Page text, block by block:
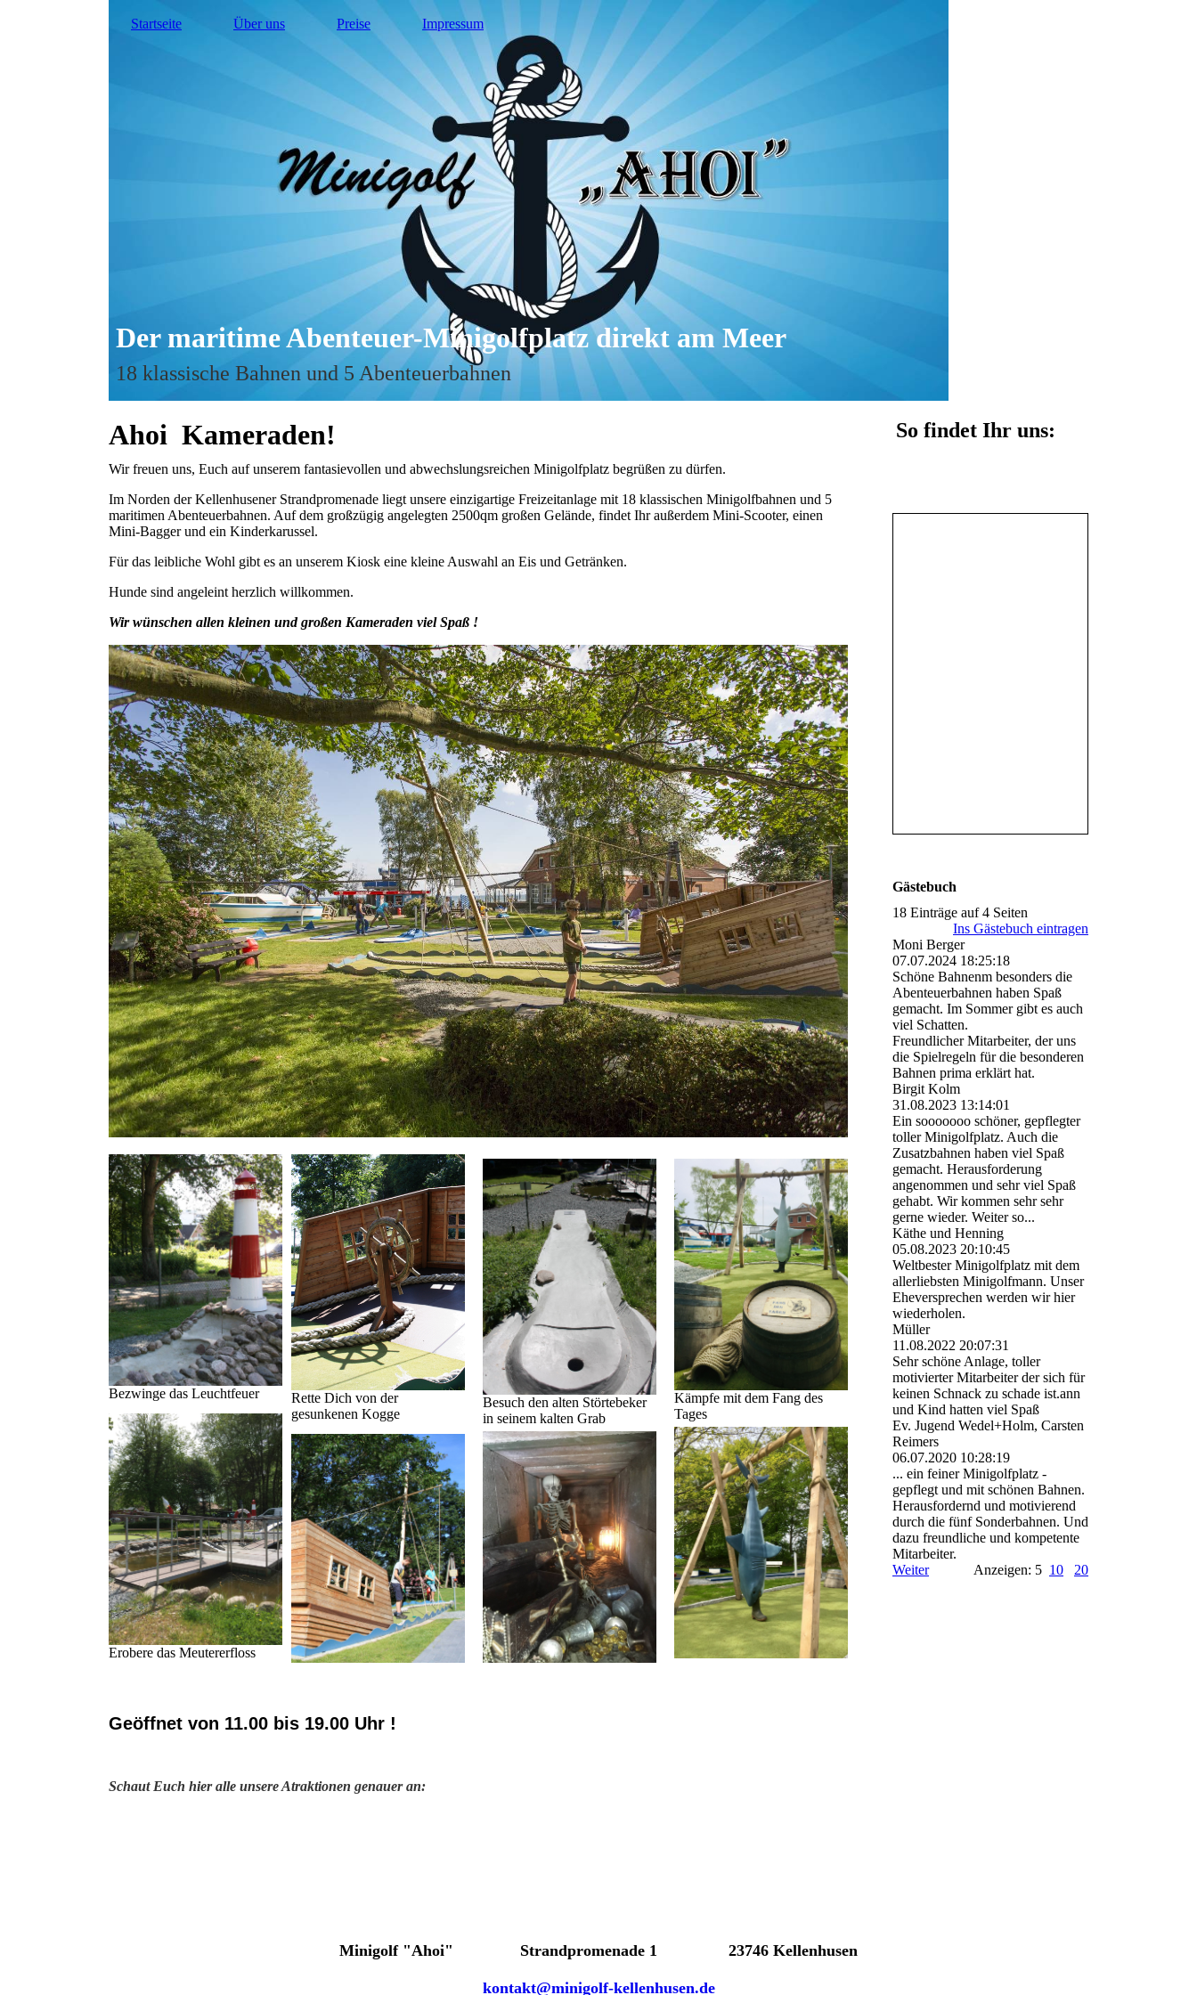
Startseite Über uns Preise Impressum
Der maritime Abenteuer-Minigolfplatz direkt am Meer
18 klassische Bahnen und 5 Abenteuerbahnen
Ahoi Kameraden!
Wir freuen uns, Euch auf unserem fantasievollen und abwechslungsreichen Minigolfplatz begrüßen zu dürfen.
Im Norden der Kellenhusener Strandpromenade liegt unsere einzigartige Freizeitanlage mit 18 klassischen Minigolfbahnen und 5
maritimen Abenteuerbahnen. Auf dem großzügig angelegten 2500qm großen Gelände, findet Ihr außerdem Mini-Scooter, einen
Mini-Bagger und ein Kinderkarussel.
Für das leibliche Wohl gibt es an unserem Kiosk eine kleine Auswahl an Eis und Getränken.
Hunde sind angeleint herzlich willkommen.
Wir wünschen allen kleinen und großen Kameraden viel Spaß !
Bezwinge das Leuchtfeuer
Erobere das Meutererfloss
Rette Dich von der
gesunkenen Kogge
Besuch den alten Störtebeker
in seinem kalten Grab
Kämpfe mit dem Fang des
Tages
Geöffnet von 11.00 bis 19.00 Uhr !
Schaut Euch hier alle unsere Atraktionen genauer an:
So findet Ihr uns:
Gästebuch
18 Einträge auf 4 Seiten
Ins Gästebuch eintragen
Moni Berger
07.07.2024 18:25:18
Schöne Bahnenm besonders die
Abenteuerbahnen haben Spaß
gemacht. Im Sommer gibt es auch
viel Schatten.
Freundlicher Mitarbeiter, der uns
die Spielregeln für die besonderen
Bahnen prima erklärt hat.
Birgit Kolm
31.08.2023 13:14:01
Ein sooooooo schöner, gepflegter
toller Minigolfplatz. Auch die
Zusatzbahnen haben viel Spaß
gemacht. Herausforderung
angenommen und sehr viel Spaß
gehabt. Wir kommen sehr sehr
gerne wieder. Weiter so...
Käthe und Henning
05.08.2023 20:10:45
Weltbester Minigolfplatz mit dem
allerliebsten Minigolfmann. Unser
Eheversprechen werden wir hier
wiederholen.
Müller
11.08.2022 20:07:31
Sehr schöne Anlage, toller
motivierter Mitarbeiter der sich für
keinen Schnack zu schade ist.ann
und Kind hatten viel Spaß
Ev. Jugend Wedel+Holm, Carsten
Reimers
06.07.2020 10:28:19
... ein feiner Minigolfplatz -
gepflegt und mit schönen Bahnen.
Herausfordernd und motivierend
durch die fünf Sonderbahnen. Und
dazu freundliche und kompetente
Mitarbeiter.
Weiter
Anzeigen: 5 10 20
Minigolf "Ahoi" Strandpromenade 1 23746 Kellenhusen
kontakt@minigolf-kellenhusen.de